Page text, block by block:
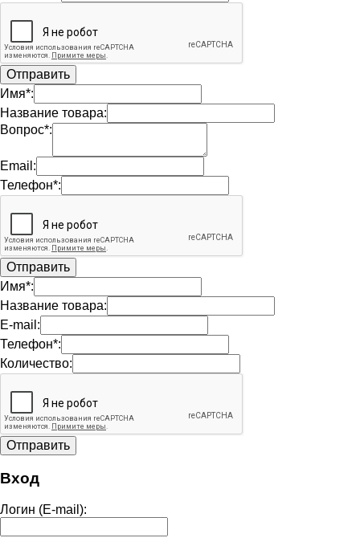
Имя*:
Название товара:
Вопрос*:
Email:
Телефон*:
Имя*:
Название товара:
E-mail:
Телефон*:
Количество:
Вход
Логин (E-mail):